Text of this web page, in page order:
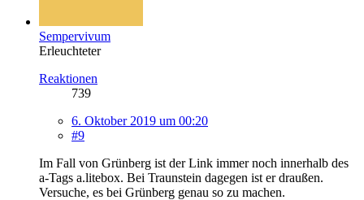
Sempervivum
Erleuchteter
Reaktionen
739
6. Oktober 2019 um 00:20
#9
Im Fall von Grünberg ist der Link immer noch innerhalb des
a-Tags a.litebox. Bei Traunstein dagegen ist er draußen.
Versuche, es bei Grünberg genau so zu machen.